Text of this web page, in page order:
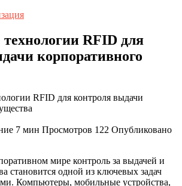
RFID для
корпоративного
7 мин Просмотров 122 Опубликовано
мире контроль за выдачей и
становится одной из ключевых задач
Компьютеры, мобильные устройства,